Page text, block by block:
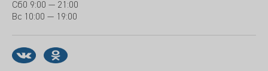
Сб0 9:00 — 21:00
Вс 10:00 — 19:00